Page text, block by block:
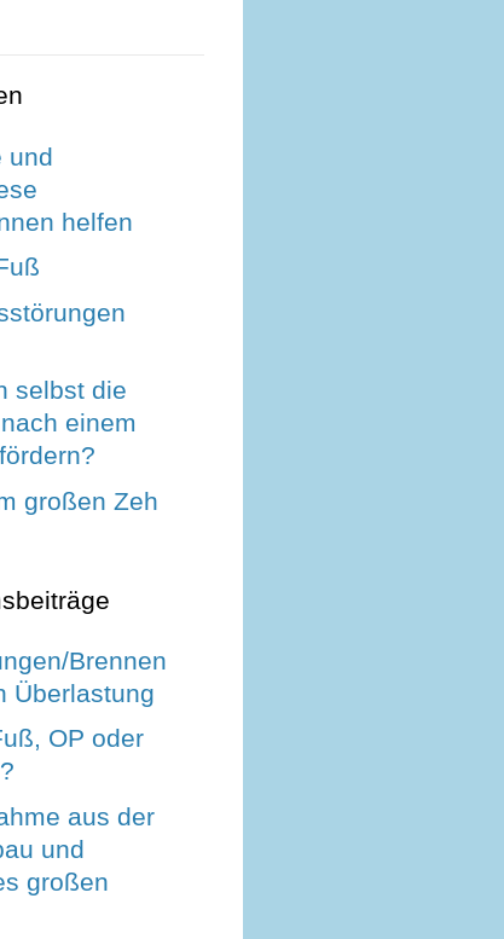
und
helfen
selbst die
einem
großen Zeh
Brennen
Überlastung
OP oder
aus der
und
großen